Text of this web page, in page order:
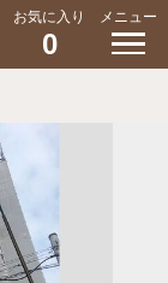
お気に入り
0
メニュー